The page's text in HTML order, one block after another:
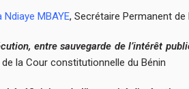
Ndiaye MBAYE, Secrétaire Permanent de
entre sauvegarde de l’intérêt
la Cour constitutionnelle du Bénin